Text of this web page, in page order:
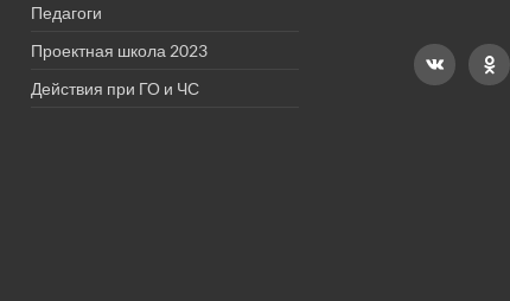
Педагоги
Проектная школа 2023
Действия при ГО и ЧС